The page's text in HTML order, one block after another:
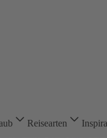
Reisearten